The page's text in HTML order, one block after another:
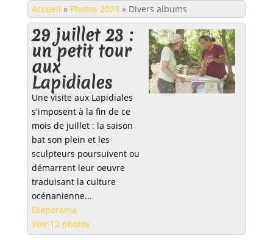
Accueil » Photos 2023» Divers albums
29 juillet 23 :
un petit tour
aux
Lapidiales
Une visite aux Lapidiales
s'imposent à la fin de ce
mois de juillet : la saison
bat son plein et les
sculpteurs poursuivent ou
démarrent leur oeuvre
traduisant la culture
océnanienne...
Diaporama
Voir 12 photos